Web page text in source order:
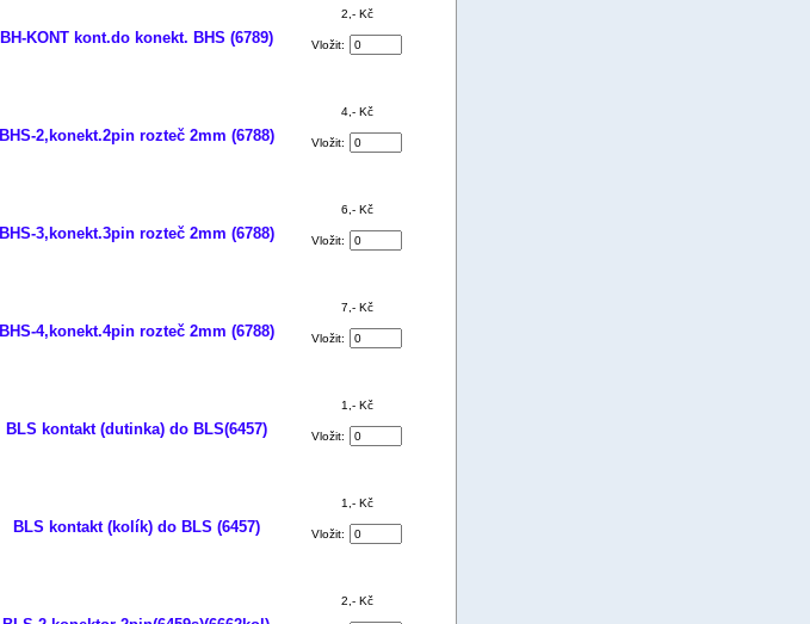
BH-KONT kont.do konekt. BHS (6789)
2,- Kč
Vložit:
BHS-2,konekt.2pin rozteč 2mm (6788)
4,- Kč
Vložit:
BHS-3,konekt.3pin rozteč 2mm (6788)
6,- Kč
Vložit:
BHS-4,konekt.4pin rozteč 2mm (6788)
7,- Kč
Vložit:
BLS kontakt (dutinka) do BLS(6457)
1,- Kč
Vložit:
BLS kontakt (kolík) do BLS (6457)
1,- Kč
Vložit:
2,- Kč